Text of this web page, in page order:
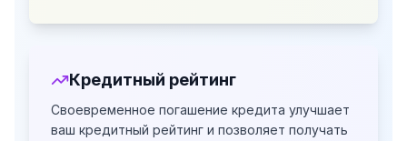
Кредитный рейтинг
Своевременное погашение кредита улучшает
ваш кредитный рейтинг и позволяет получать